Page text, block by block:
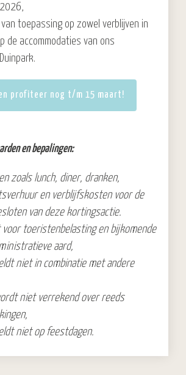
van toepassing op zowel verblijven in
de accommodaties van ons
profiteer nog t/m 15 maart!
en bepalingen:
zoals lunch, diner, dranken,
en verblijfskosten voor de
van deze kortingsactie.
voor toeristenbelasting en bijkomende
aard,
niet in combinatie met andere
niet verrekend over reeds
niet op feestdagen.